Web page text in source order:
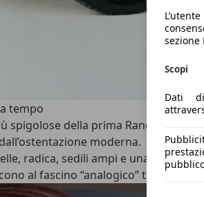
sezione
Scopi
Dati
tempo
spigolose della prima Range
moderna.
radica, sedili ampi e una
al fascino “analogico” tipico delle